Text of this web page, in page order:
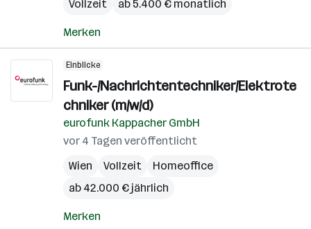
Vollzeit
ab 5.400 € monatlich
Merken
Einblicke
Funk-/Nachrichtentechniker/Elektrote
chniker (m/w/d)
eurofunk Kappacher GmbH
vor 4 Tagen veröffentlicht
Wien
Vollzeit
Homeoffice
ab 42.000 € jährlich
Merken